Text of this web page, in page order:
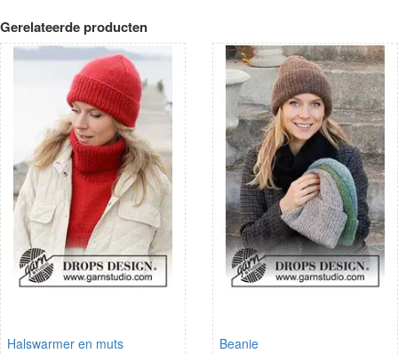
Gerelateerde producten
Halswarmer en muts Beanie